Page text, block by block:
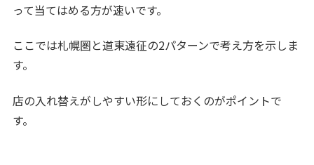
って当てはめる方が速いです。
ここでは札幌圏と道東遠征の2パターンで考え方を示しま
す。
店の入れ替えがしやすい形にしておくのがポイントで
す。